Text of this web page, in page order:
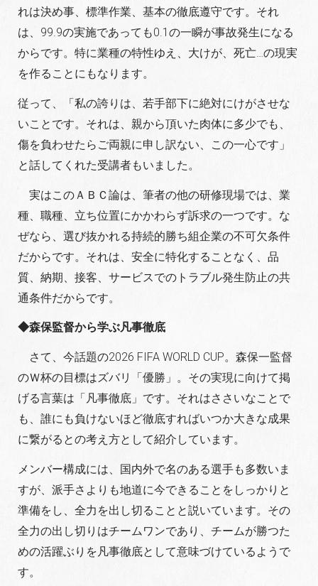
れは決め事、標準作業、基本の徹底遵守です。それ
は、99.9の実施であっても0.1の一瞬が事故発生になる
からです。特に業種の特性ゆえ、大けが、死亡…の現実
を作ることにもなります。
従って、「私の誇りは、若手部下に絶対にけがさせな
いことです。それは、親から頂いた肉体に多少でも、
傷を負わせたらご両親に申し訳ない、この一心です」
と話してくれた受講者もいました。
実はこのＡＢＣ論は、筆者の他の研修現場では、業
種、職種、立ち位置にかかわらず訴求の一つです。な
ぜなら、選び抜かれる持続的勝ち組企業の不可欠条件
だからです。それは、安全に特化することなく、品
質、納期、接客、サービスでのトラブル発生防止の共
通条件だからです。
◆森保監督から学ぶ凡事徹底
さて、今話題の2026 FIFA WORLD CUP。森保一監督
のＷ杯の目標はズバリ「優勝」。その実現に向けて掲
げる言葉は「凡事徹底」です。それはささいなことで
も、誰にも負けないほど徹底すればいつか大きな成果
に繋がるとの考え方として紹介しています。
メンバー構成には、国内外で名のある選手も多数いま
すが、派手さよりも地道に今できることをしっかりと
準備をし、全力を出し切ることと説いています。その
全力の出し切りはチームワンであり、チームが勝つた
めの活躍ぶりを凡事徹底として意味づけているようで
す。